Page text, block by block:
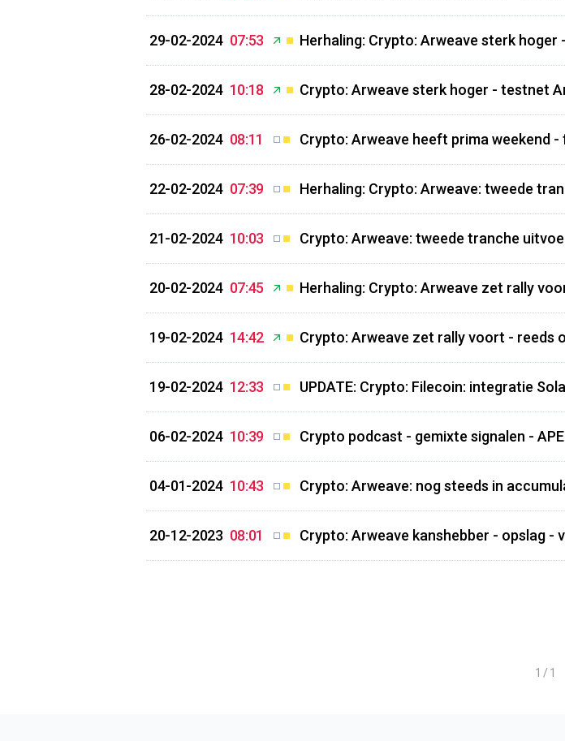
29-02-2024 07:53 Herhaling: Crypto: Arweave sterk
28-02-2024 10:18 Crypto: Arweave sterk hoger - testnet
26-02-2024 08:11 Crypto: Arweave heeft prima weekend
22-02-2024 07:39 Herhaling: Crypto: Arweave: tweede
21-02-2024 10:03 Crypto: Arweave: tweede tranche
20-02-2024 07:45 Herhaling: Crypto: Arweave zet rally
19-02-2024 14:42 Crypto: Arweave zet rally voort - reeds
19-02-2024 12:33 UPDATE: Crypto: Filecoin: integratie
06-02-2024 10:39 Crypto podcast - gemixte signalen - APE
04-01-2024 10:43 Crypto: Arweave: nog steeds in
20-12-2023 08:01 Crypto: Arweave kanshebber - opslag -
1 / 1